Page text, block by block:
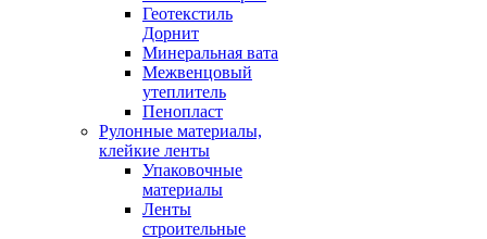
Геотекстиль
Дорнит
Минеральная вата
Межвенцовый
утеплитель
Пенопласт
Рулонные материалы,
клейкие ленты
Упаковочные
материалы
Ленты
строительные